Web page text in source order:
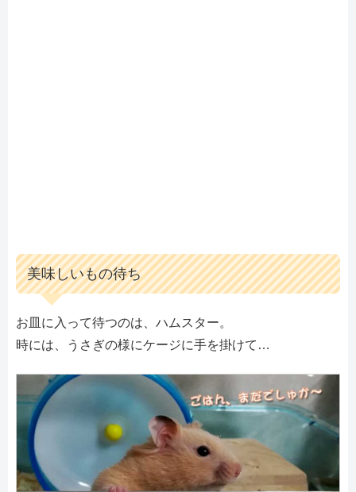
美味しいもの待ち
お皿に入って待つのは、ハムスター。
時には、うさぎの様にケージに手を掛けて…